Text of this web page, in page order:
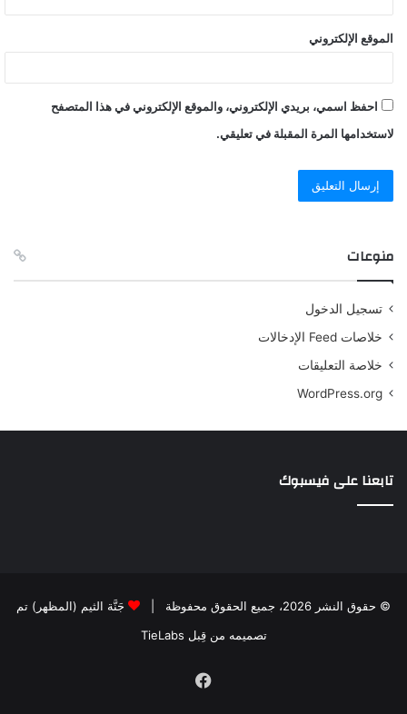
الموقع الإلكتروني
احفظ اسمي، بريدي الإلكتروني، والموقع الإلكتروني في هذا المتصفح
لاستخدامها المرة المقبلة في تعليقي.
منوعات
تسجيل الدخول
خلاصات Feed الإدخالات
خلاصة التعليقات
WordPress.org
تابعنا على فيسبوك
© حقوق النشر 2026، جميع الحقوق محفوظة |
جَنَّة الثيم (المظهر) تم
تصميمه من قِبل TieLabs
فيسبوك